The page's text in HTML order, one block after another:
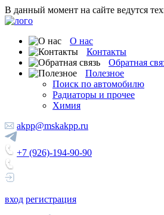
В данный момент на сайте ведутся
О нас
Контакты
Обратная
Полезное
Поиск по автомобилю
Радиаторы и прочее
Химия
akpp@mskakpp.ru
+7 (926)-194-90-90
вход регистрация